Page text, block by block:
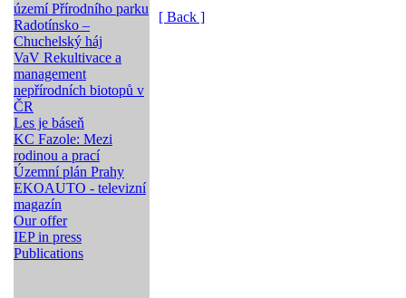
území Přírodního parku
Radotínsko –
Chuchelský háj
VaV Rekultivace a
management
nepřírodních biotopů v
ČR
Les je báseň
KC Fazole: Mezi
rodinou a prací
Územní plán Prahy
EKOAUTO - televizní
magazín
Our offer
IEP in press
Publications
[ Back ]